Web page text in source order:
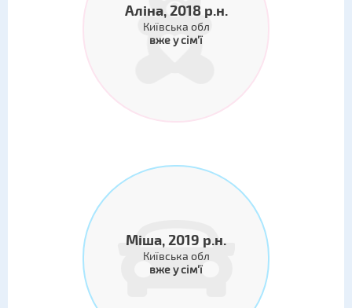
Аліна, 2018 р.н.
Київська обл
вже у сім'ї
Міша, 2019 р.н.
Київська обл
вже у сім'ї